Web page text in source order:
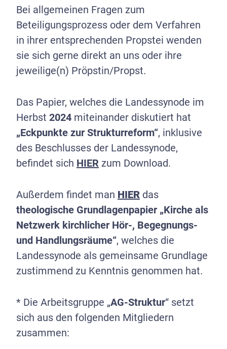
Bei allgemeinen Fragen zum
Beteiligungsprozess oder dem Verfahren
in ihrer entsprechenden Propstei wenden
sie sich gerne direkt an uns oder ihre
jeweilige(n) Pröpstin/Propst.
Das Papier, welches die Landessynode im
Herbst 2024 miteinander diskutiert hat
„Eckpunkte zur Strukturreform“, inklusive
des Beschlusses der Landessynode,
befindet sich HIER zum Download.
Außerdem findet man HIER das
theologische Grundlagenpapier „Kirche als
Netzwerk kirchlicher Hör-, Begegnungs-
und Handlungsräume“, welches die
Landessynode als gemeinsame Grundlage
zustimmend zu Kenntnis genommen hat.
* Die Arbeitsgruppe „AG-Struktur“ setzt
sich aus den folgenden Mitgliedern
zusammen: